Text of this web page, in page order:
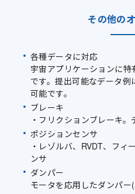
その他の
各種データに対応
宇宙アプリケーションに
です。提出可能なデータ例
可能です。
ブレーキ
・フリクションブレーキ
ポジションセンサ
・レゾルバ、RVDT、フィ
ンサ
ダンパー
モータを応用したダンパ